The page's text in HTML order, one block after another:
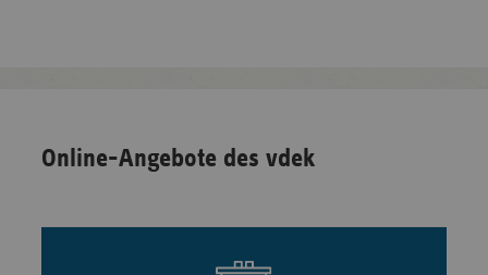
Online-Angebote des vdek